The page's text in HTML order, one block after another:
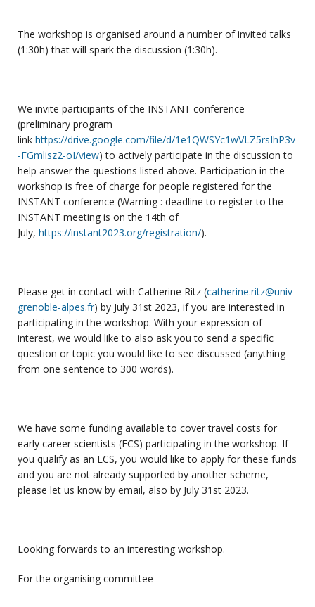
The workshop is organised around a number of invited talks
(1:30h) that will spark the discussion (1:30h).
We invite participants of the INSTANT conference
(preliminary program
link https://drive.google.com/file/d/1e1QWSYc1wVLZ5rsIhP3v
-FGmlisz2-oI/view) to actively participate in the discussion to
help answer the questions listed above. Participation in the
workshop is free of charge for people registered for the
INSTANT conference (Warning : deadline to register to the
INSTANT meeting is on the 14th of
July, https://instant2023.org/registration/).
Please get in contact with Catherine Ritz (catherine.ritz@univ-
grenoble-alpes.fr) by July 31st 2023, if you are interested in
participating in the workshop. With your expression of
interest, we would like to also ask you to send a specific
question or topic you would like to see discussed (anything
from one sentence to 300 words).
We have some funding available to cover travel costs for
early career scientists (ECS) participating in the workshop. If
you qualify as an ECS, you would like to apply for these funds
and you are not already supported by another scheme,
please let us know by email, also by July 31st 2023.
Looking forwards to an interesting workshop.
For the organising committee